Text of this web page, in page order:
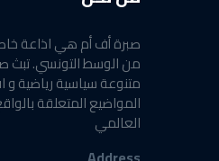
صبرة أف أم هي اذاعة
من الوسط التونسي. تبث
متنوعة سياسية رياضية و
المواضيع المتعلقة
العالمي